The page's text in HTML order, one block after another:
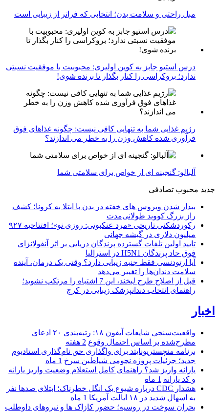
مبل راحتی و سلامت بدن؛ انتخابی که فراتر از زیبایی است
درس استیو جابز به کوین اولیری: محبوبیت با موفقیت نسبتی
ندارد؛ بروکراسی را کنار بگذار تا برنده شوی!
رژیم غذایی شما به تنهایی کافی نیست: چگونه غذاهای فوق
فرآوری شده کاهش وزن را به خطر می اندازند؟
آلبالو: گنجینه ای از خواص برای سلامتی شما
جدید محبوب تصادفی
بیدار شدن ویروس‌ های خفته در بدن با ابتلا به کرونا؛ کشف
راز بزرگ کووید طولانی‌مدت
رکوردشکنی تاریخی «مرد عنکبوتی: روزی نو»؛ افتتاحیه ۹۲۷
میلیون دلاری در گیشه جهانی
تایید اولین تلفات گسترده پرندگان دریایی بر اثر آنفولانزای
فوق حاد پرندگان H5N1 در استرالیا
آیا ارتودنسی فقط جنبه زیبایی دارد؟ وقتی یک درمان، آینده
سلامت دندان‌ها را تغییر می‌دهد
قبل از اصلاح طرح لبخند، این 7 اشتباه را مرتکب نشوید؛
راهنمای انتخاب دندانپزشک زیبایی در کرج
اخبار
واقعیت‌سنجی شایعات آیفون ۱۸: رتبه‌بندی ۲۰ ادعای
مطرح‌شده بر اساس احتمال وقوع 2 هفته
برنامه منچستریونایتد برای واگذاری حق نام‌گذاری استادیوم
جدید؛ جزئیات پروژه نجومی شیاطین سرخ 1 ماه
یارانه واریز شد؟ راهنمای کامل استعلام وضعیت واریز یارانه
و کد یارانه 1 ماه
هشدار CDC درباره شیوع یک انگل خطرناک؛ ابتلای صدها نفر
به اسهال شدید در ۱۸ ایالت آمریکا
1 ماه
بحران سوخت در روسیه؛ حضور کازاک‌ ها و نیروهای داوطلب